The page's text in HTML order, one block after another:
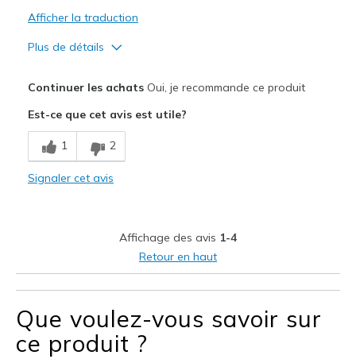
Afficher la traduction
Plus de détails
Breathe Well
Comfortable
Travel
Continuer les achatsOui, je recommande ce produit
Est-ce que cet avis est utile?
1 2
Signaler cet avis
Affichage des avis 1-4
Retour en haut
Que voulez-vous savoir sur
ce produit ?